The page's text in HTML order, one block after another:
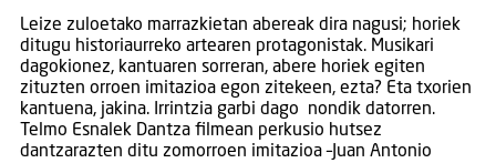
Leize zuloetako marrazkietan abereak dira nagusi; horiek
ditugu historiaurreko artearen protagonistak. Musikari
dagokionez, kantuaren sorreran, abere horiek egiten
zituzten orroen imitazioa egon zitekeen, ezta? Eta txorien
kantuena, jakina. Irrintzia garbi dago nondik datorren.
Telmo Esnalek Dantza filmean perkusio hutsez
dantzarazten ditu zomorroen imitazioa –Juan Antonio